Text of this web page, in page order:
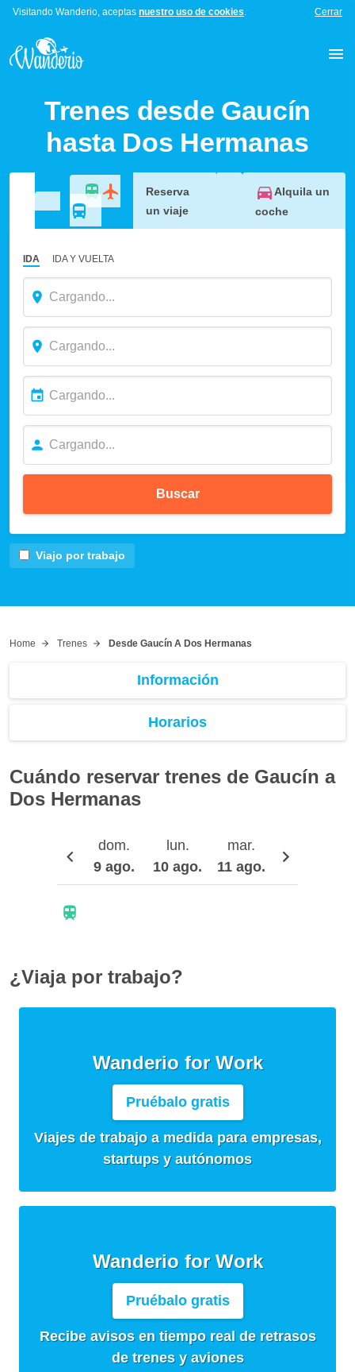
Visitando Wanderio, aceptas nuestro uso de cookies. Cerrar
Trenes desde Gaucín
hasta Dos Hermanas
Reserva
un viaje
Alquila un
coche
IDA IDA Y VUELTA
Buscar
Viajo por trabajo
Home Trenes Desde Gaucín A Dos Hermanas
Información
Horarios
Cuándo reservar trenes de Gaucín a
Dos Hermanas
dom.
9 ago.
lun.
10 ago.
mar.
11 ago.
12 ago.
¿Viaja por trabajo?
Wanderio for Work
Pruébalo gratis
Viajes de trabajo a medida para empresas,
startups y autónomos
Wanderio for Work
Pruébalo gratis
Recibe avisos en tiempo real de retrasos
de trenes y aviones